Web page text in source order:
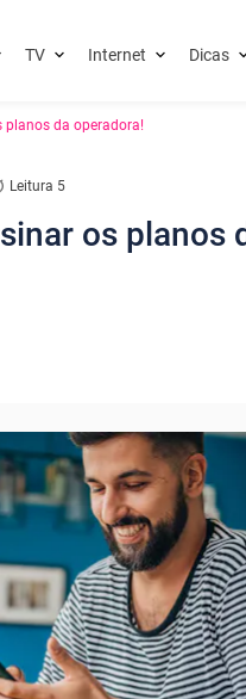
TV Internet Dicas
planos da operadora!
Leitura 5
os planos